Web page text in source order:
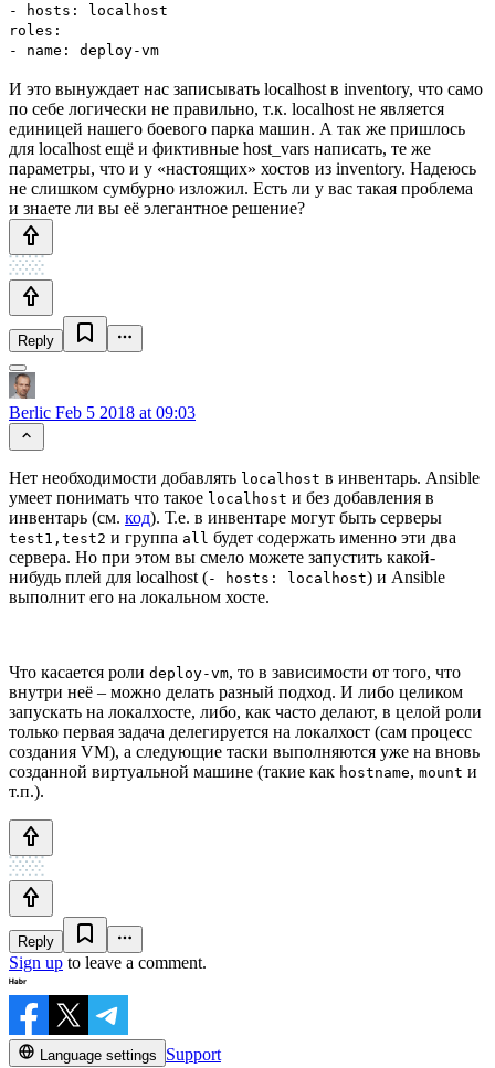
- hosts: localhost
roles:
- name: deploy-vm
И это вынуждает нас записывать localhost в inventory, что само
по себе логически не правильно, т.к. localhost не является
единицей нашего боевого парка машин. А так же пришлось
для localhost ещё и фиктивные host_vars написать, те же
параметры, что и у «настоящих» хостов из inventory. Надеюсь
не слишком сумбурно изложил. Есть ли у вас такая проблема
и знаете ли вы её элегантное решение?
Reply
Berlic Feb 5 2018 at 09:03
Нет необходимости добавлять localhost в инвентарь. Ansible
умеет понимать что такое localhost и без добавления в
инвентарь (см. код). Т.е. в инвентаре могут быть серверы
test1,test2 и группа all будет содержать именно эти два
сервера. Но при этом вы смело можете запустить какой-
нибудь плей для localhost (- hosts: localhost) и Ansible
выполнит его на локальном хосте.
Что касается роли deploy-vm, то в зависимости от того, что
внутри неё – можно делать разный подход. И либо целиком
запускать на локалхосте, либо, как часто делают, в целой роли
только первая задача делегируется на локалхост (сам процесс
создания VM), а следующие таски выполняются уже на вновь
созданной виртуальной машине (такие как hostname, mount и
т.п.).
Reply
Sign up to leave a comment.
Language settings
Support